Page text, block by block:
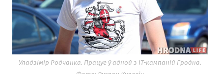
Уладзімір Родчанка. Працуе ў адной з IT-кампаній Гродна.